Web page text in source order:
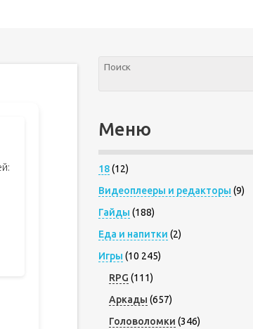
Меню
18(12)
Видеоплееры и редакторы (9)
Гайды (188)
Еда и напитки (2)
Игры (10 245)
RPG (111)
Аркады (657)
Головоломки (346)